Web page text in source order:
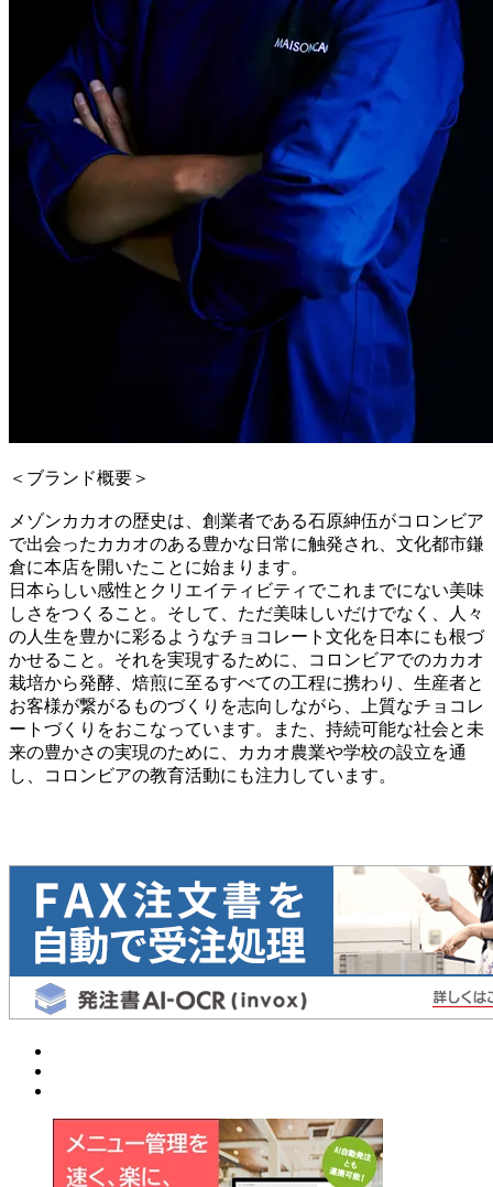
＜ブランド概要＞
メゾンカカオの歴史は、創業者である石原紳伍がコロンビア
で出会ったカカオのある豊かな日常に触発され、文化都市鎌
倉に本店を開いたことに始まります。
日本らしい感性とクリエイティビティでこれまでにない美味
しさをつくること。そして、ただ美味しいだけでなく、人々
の人生を豊かに彩るようなチョコレート文化を日本にも根づ
かせること。それを実現するために、コロンビアでのカカオ
栽培から発酵、焙煎に至るすべての工程に携わり、生産者と
お客様が繋がるものづくりを志向しながら、上質なチョコレ
ートづくりをおこなっています。また、持続可能な社会と未
来の豊かさの実現のために、カカオ農業や学校の設立を通
し、コロンビアの教育活動にも注力しています。